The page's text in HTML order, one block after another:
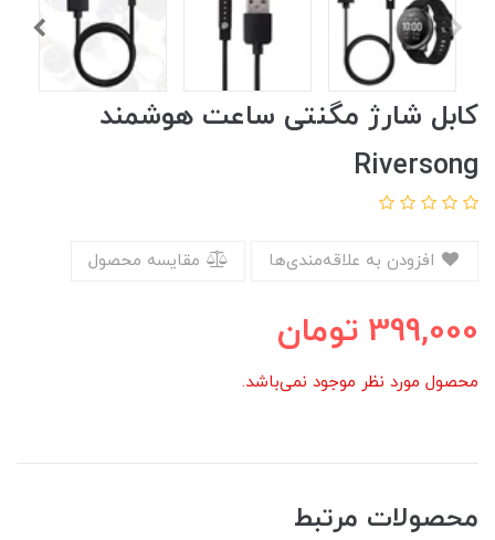
کابل شارژ مگنتی ساعت هوشمند
Riversong
مقایسه محصول
399,000 تومان
محصول مورد نظر موجود نمی‌باشد.
محصولات مرتبط